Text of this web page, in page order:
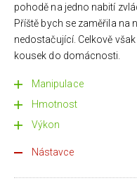
pohodě na jedno nabití
Příště bych se zaměřila na
nedostačující. Celkově
kousek do domácnosti.
Manipulace
Hmotnost
Výkon
Nástavce